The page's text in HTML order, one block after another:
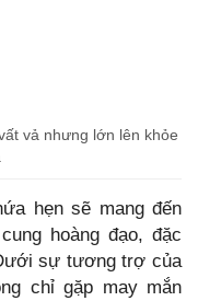
vả nhưng lớn lên khỏe
hẹn sẽ mang đến
hoàng đạo, đặc
sự tương trợ của
chỉ gặp may mắn